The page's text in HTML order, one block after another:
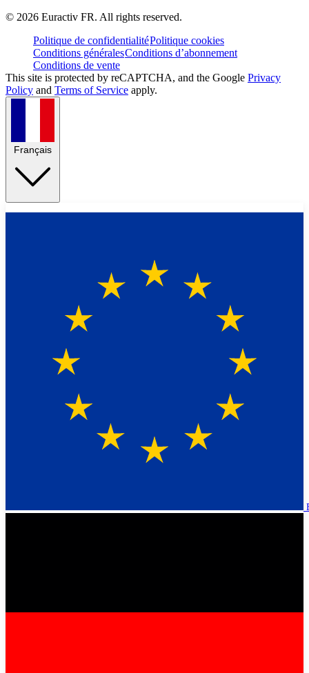
© 2026 Euractiv FR. All rights reserved.
Politique de confidentialitéPolitique cookies
Conditions généralesConditions d’abonnement
Conditions de vente
This site is protected by reCAPTCHA, and the Google Privacy
Policy and Terms of Service apply.
Français